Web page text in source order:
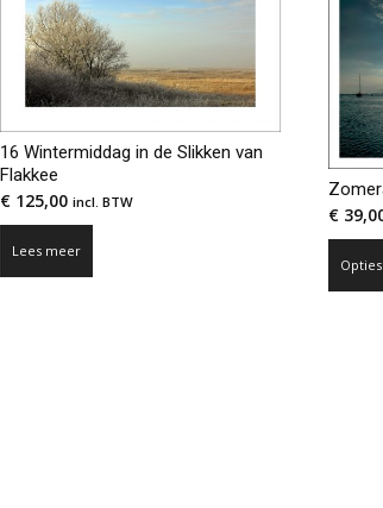
16 Wintermiddag in de Slikken van
Flakkee
€ 125,00 incl. BTW
Lees meer
€